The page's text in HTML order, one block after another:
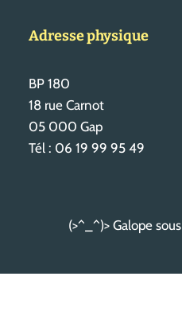
Adresse physique
BP 180
18 rue Carnot
05 000 Gap
Tél : 06 19 99 95 49
(>^_^)> Galope sous